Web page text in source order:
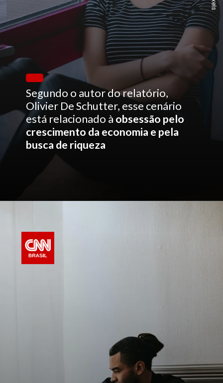
Segundo o autor do relatório,
Olivier De Schutter, esse cenário
está relacionado à obsessão pelo
crescimento da economia e pela
busca de riqueza